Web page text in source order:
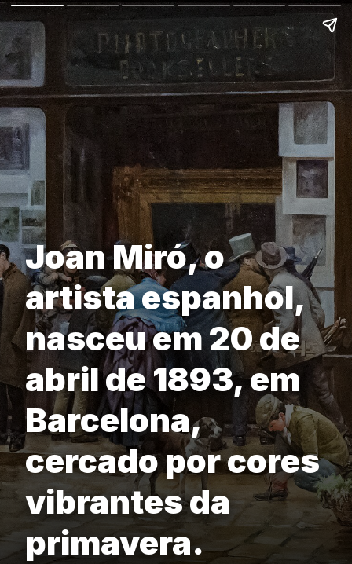
Joan Miró, o
artista espanhol,
nasceu em 20 de
abril de 1893, em
Barcelona,
cercado por cores
vibrantes da
primavera.